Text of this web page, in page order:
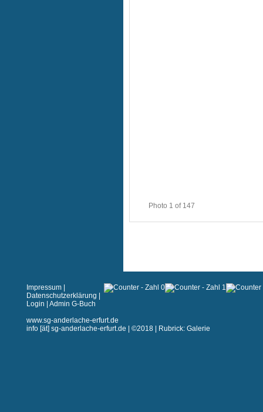
Photo 1 of 147
Impressum
Datenschutzerklärung
Login
Admin G-Buch
www.sg-anderlache-erfurt.de
info [ät] sg-anderlache-erfurt.de | ©2018 | Rubrick: Galerie